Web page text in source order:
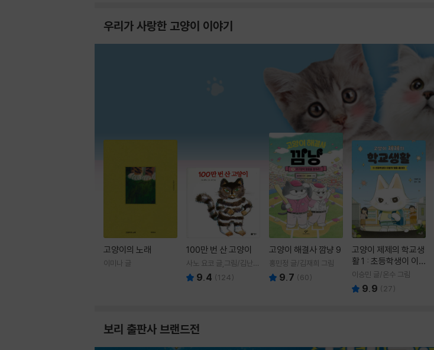
우리가 사랑한 고양이 이야기
고양이의 노래
이미나 글
100만 번 산 고양이
사노 요코 글,그림/김난주
역 9.4 (124)
고양이 해결사 깜냥 9
홍민정 글/김재희 그림
9.7 (60)
고양이 제제의 학교생
활 1 : 초등학생이 이
렇게 힘들 줄이야
이승민 글/온수 그림
9.9 ( 27)
보리 출판사 브랜드전